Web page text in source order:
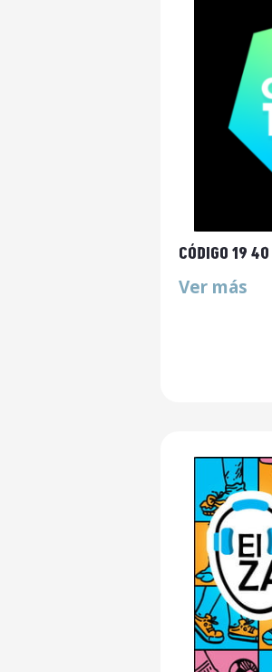
CÓDIGO 19 40
Ver más